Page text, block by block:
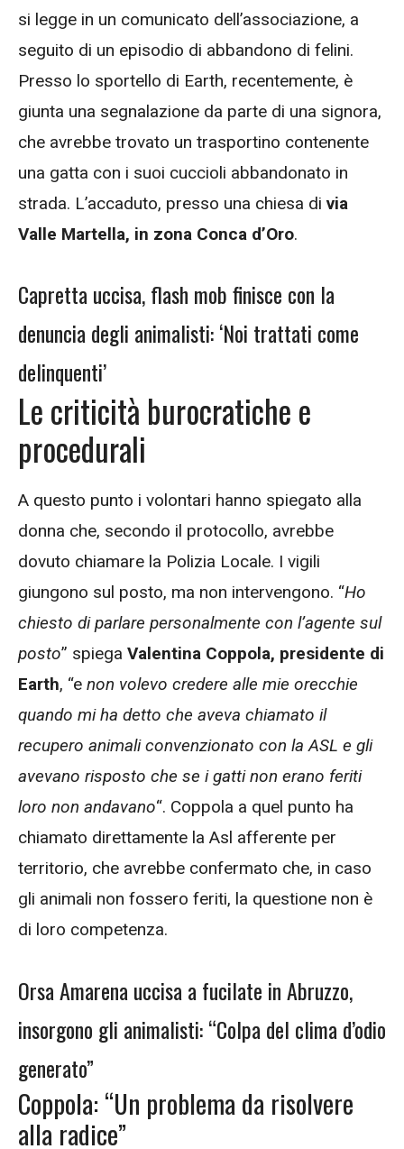
si legge in un comunicato dell’associazione, a
seguito di un episodio di abbandono di felini.
Presso lo sportello di Earth, recentemente, è
giunta una segnalazione da parte di una signora,
che avrebbe trovato un trasportino contenente
una gatta con i suoi cuccioli abbandonato in
strada. L’accaduto, presso una chiesa di via
Valle Martella, in zona Conca d’Oro.
Capretta uccisa, flash mob finisce con la
denuncia degli animalisti: ‘Noi trattati come
delinquenti’
Le criticità burocratiche e
procedurali
A questo punto i volontari hanno spiegato alla
donna che, secondo il protocollo, avrebbe
dovuto chiamare la Polizia Locale. I vigili
giungono sul posto, ma non intervengono. “Ho
chiesto di parlare personalmente con l’agente sul
posto” spiega Valentina Coppola, presidente di
Earth, “e non volevo credere alle mie orecchie
quando mi ha detto che aveva chiamato il
recupero animali convenzionato con la ASL e gli
avevano risposto che se i gatti non erano feriti
loro non andavano“. Coppola a quel punto ha
chiamato direttamente la Asl afferente per
territorio, che avrebbe confermato che, in caso
gli animali non fossero feriti, la questione non è
di loro competenza.
Orsa Amarena uccisa a fucilate in Abruzzo,
insorgono gli animalisti: “Colpa del clima d’odio
generato”
Coppola: “Un problema da risolvere
alla radice”